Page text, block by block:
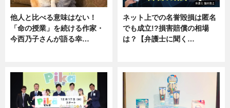
他人と比べる意味はない！
「命の授業」を続ける作家・
今西乃子さんが語る幸…
ネット上での名誉毀損は匿名
でも成立!?損害賠償の相場
は？【弁護士に聞く…